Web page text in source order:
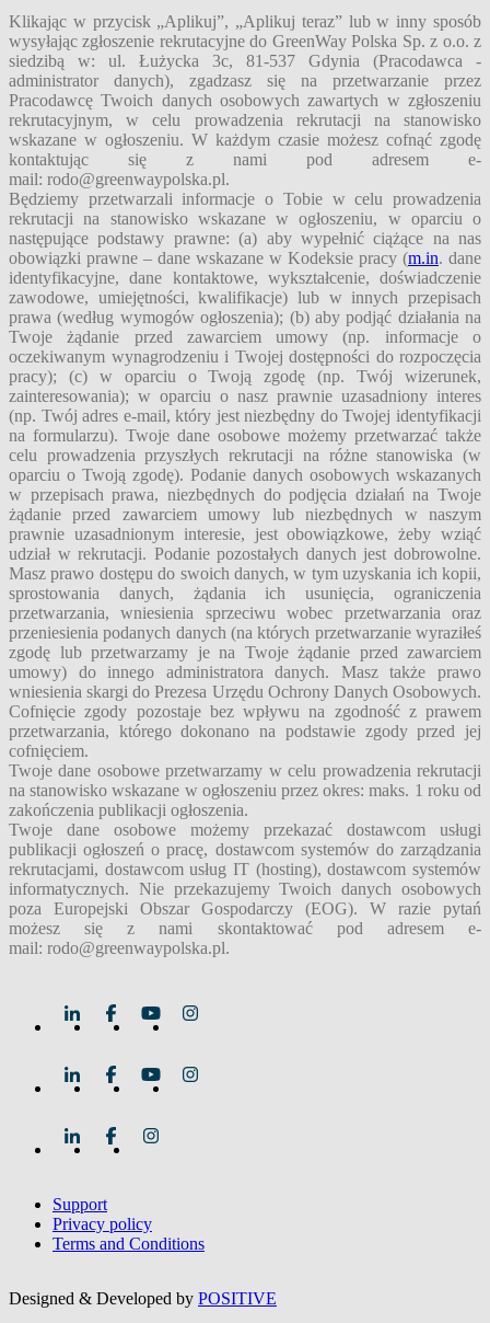
Klikając w przycisk „Aplikuj”, „Aplikuj teraz” lub w inny sposób
wysyłając zgłoszenie rekrutacyjne do GreenWay Polska Sp. z o.o. z
siedzibą w: ul. Łużycka 3c, 81-537 Gdynia (Pracodawca -
administrator danych), zgadzasz się na przetwarzanie przez
Pracodawcę Twoich danych osobowych zawartych w zgłoszeniu
rekrutacyjnym, w celu prowadzenia rekrutacji na stanowisko
wskazane w ogłoszeniu. W każdym czasie możesz cofnąć zgodę
kontaktując się z nami pod adresem e-
mail: rodo@greenwaypolska.pl.
Będziemy przetwarzali informacje o Tobie w celu prowadzenia
rekrutacji na stanowisko wskazane w ogłoszeniu, w oparciu o
następujące podstawy prawne: (a) aby wypełnić ciążące na nas
obowiązki prawne – dane wskazane w Kodeksie pracy (m.in. dane
identyfikacyjne, dane kontaktowe, wykształcenie, doświadczenie
zawodowe, umiejętności, kwalifikacje) lub w innych przepisach
prawa (według wymogów ogłoszenia); (b) aby podjąć działania na
Twoje żądanie przed zawarciem umowy (np. informacje o
oczekiwanym wynagrodzeniu i Twojej dostępności do rozpoczęcia
pracy); (c) w oparciu o Twoją zgodę (np. Twój wizerunek,
zainteresowania); w oparciu o nasz prawnie uzasadniony interes
(np. Twój adres e-mail, który jest niezbędny do Twojej identyfikacji
na formularzu). Twoje dane osobowe możemy przetwarzać także
celu prowadzenia przyszłych rekrutacji na różne stanowiska (w
oparciu o Twoją zgodę). Podanie danych osobowych wskazanych
w przepisach prawa, niezbędnych do podjęcia działań na Twoje
żądanie przed zawarciem umowy lub niezbędnych w naszym
prawnie uzasadnionym interesie, jest obowiązkowe, żeby wziąć
udział w rekrutacji. Podanie pozostałych danych jest dobrowolne.
Masz prawo dostępu do swoich danych, w tym uzyskania ich kopii,
sprostowania danych, żądania ich usunięcia, ograniczenia
przetwarzania, wniesienia sprzeciwu wobec przetwarzania oraz
przeniesienia podanych danych (na których przetwarzanie wyraziłeś
zgodę lub przetwarzamy je na Twoje żądanie przed zawarciem
umowy) do innego administratora danych. Masz także prawo
wniesienia skargi do Prezesa Urzędu Ochrony Danych Osobowych.
Cofnięcie zgody pozostaje bez wpływu na zgodność z prawem
przetwarzania, którego dokonano na podstawie zgody przed jej
cofnięciem.
Twoje dane osobowe przetwarzamy w celu prowadzenia rekrutacji
na stanowisko wskazane w ogłoszeniu przez okres: maks. 1 roku od
zakończenia publikacji ogłoszenia.
Twoje dane osobowe możemy przekazać dostawcom usługi
publikacji ogłoszeń o pracę, dostawcom systemów do zarządzania
rekrutacjami, dostawcom usług IT (hosting), dostawcom systemów
informatycznych. Nie przekazujemy Twoich danych osobowych
poza Europejski Obszar Gospodarczy (EOG). W razie pytań
możesz się z nami skontaktować pod adresem e-
mail: rodo@greenwaypolska.pl.
Support
Privacy policy
Terms and Conditions
Designed & Developed by POSITIVE